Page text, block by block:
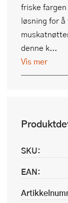
friske
løsning for
denne k...
Vis mer
SKU:
EAN: